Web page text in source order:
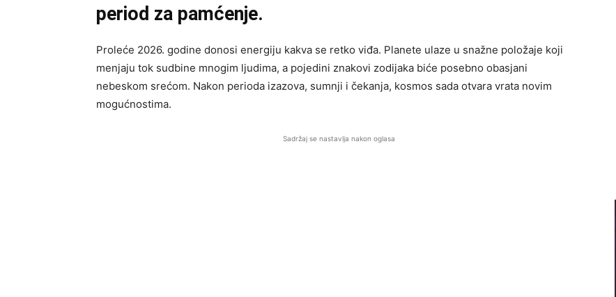
period za pamćenje.
Proleće 2026. godine donosi energiju kakva se retko viđa. Planete ulaze u snažne položaje koji
menjaju tok sudbine mnogim ljudima, a pojedini znakovi zodijaka biće posebno obasjani
nebeskom srećom. Nakon perioda izazova, sumnji i čekanja, kosmos sada otvara vrata novim
mogućnostima.
Sadržaj se nastavlja nakon oglasa